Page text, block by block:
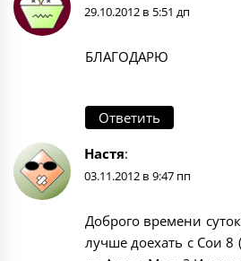
29.10.2012 в 5:51 дп
БЛАГОДАРЮ
Ответить
Настя:
03.11.2012 в 9:47 пп
Доброго времени
лучше доехать с Сои 8